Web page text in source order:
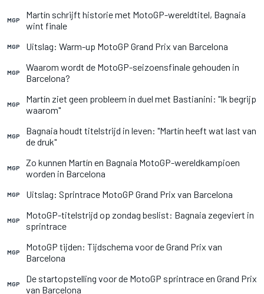
MGP
Martín schrijft historie met MotoGP-wereldtitel, Bagnaia
wint finale
MGP Uitslag: Warm-up MotoGP Grand Prix van Barcelona
MGP
Waarom wordt de MotoGP-seizoensfinale gehouden in
Barcelona?
MGP
Martín ziet geen probleem in duel met Bastianini: "Ik begrijp
waarom"
MGP
Bagnaia houdt titelstrijd in leven: "Martín heeft wat last van
de druk"
MGP
Zo kunnen Martín en Bagnaia MotoGP-wereldkampioen
worden in Barcelona
MGP Uitslag: Sprintrace MotoGP Grand Prix van Barcelona
MGP
MotoGP-titelstrijd op zondag beslist: Bagnaia zegeviert in
sprintrace
MGP
MotoGP tijden: Tijdschema voor de Grand Prix van
Barcelona
MGP
De startopstelling voor de MotoGP sprintrace en Grand Prix
van Barcelona